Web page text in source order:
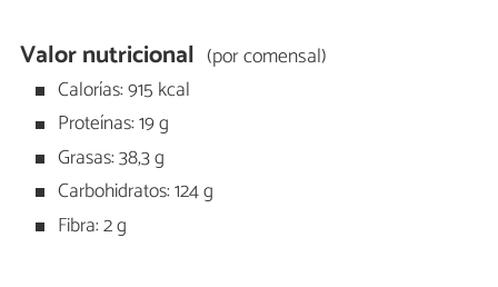
Valor nutricional (por comensal)
Calorías: 915 kcal
Proteínas: 19 g
Grasas: 38,3 g
Carbohidratos: 124 g
Fibra: 2 g